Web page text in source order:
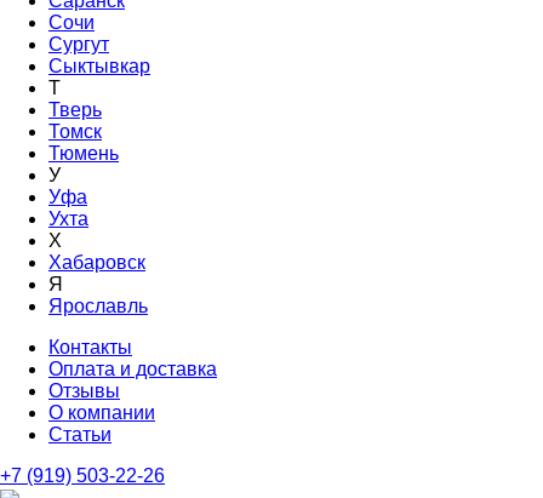
Сочи
Сургут
Сыктывкар
Т
Тверь
Томск
Тюмень
У
Уфа
Ухта
Х
Хабаровск
Я
Ярославль
Контакты
Оплата и доставка
Отзывы
О компании
Статьи
+7 (919) 503-22-26